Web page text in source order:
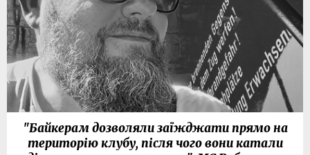
"Байкерам дозволяли заїжджати прямо на
територію клубу, після чого вони катали